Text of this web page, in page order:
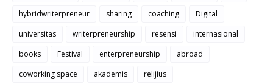
hybridwriterpreneur
sharing coaching
Digital
universitas
writerpreneurship resensi
internasional
books
Festival enterpreneurship
abroad
coworking space
akademis relijius